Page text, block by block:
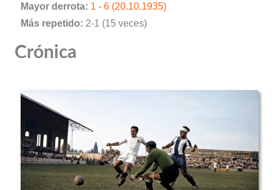
Mayor derrota: 1 - 6 (20.10.1935)
Más repetido: 2-1 (15 veces)
Crónica